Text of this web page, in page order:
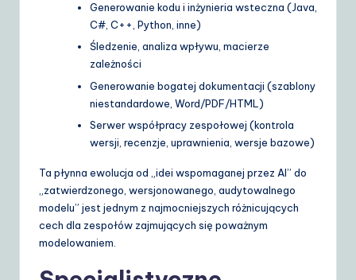
Generowanie kodu i inżynieria wsteczna (Java,
C#, C++, Python, inne)
Śledzenie, analiza wpływu, macierze
zależności
Generowanie bogatej dokumentacji (szablony
niestandardowe, Word/PDF/HTML)
Serwer współpracy zespołowej (kontrola
wersji, recenzje, uprawnienia, wersje bazowe)
Ta płynna ewolucja od „idei wspomaganej przez AI” do
„zatwierdzonego, wersjonowanego, audytowalnego
modelu” jest jednym z najmocniejszych różnicujących
cech dla zespołów zajmujących się poważnym
modelowaniem.